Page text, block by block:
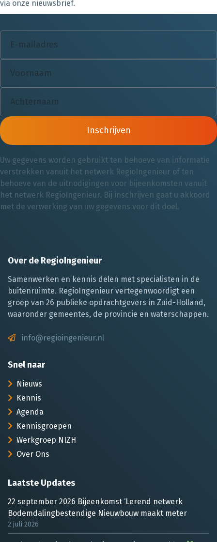
via onze nieuwsbrief.
Inschrijven
Uw gegevens worden gebruikt ten behoeve van informatie
verstrekken vanuit het netwerk RegioIngenieur of ten
behoeve van de uitnodigingen voor bijeenkomsten vanuit
het netwerk RegioIngenieur. Bij inschrijven gaat u akkoord
met de verwerking van uw gegevens voor dit doel.
Over de RegioIngenieur
Samenwerken en kennis delen met specialisten in de
buitenruimte. RegioIngenieur vertegenwoordigt een
groep van 26 publieke opdrachtgevers in Zuid-Holland,
waaronder gemeentes, de provincie en waterschappen.
info@regioingenieur.nl
Snel naar
Nieuws
Kennis
Agenda
Kennisgroepen
Werkgroep NIZH
Over Ons
Laatste Updates
22 september 2026 Bijeenkomst ‘Lerend netwerk
Bodemdalingbestendige Nieuwbouw maakt meter
2 juli 2026